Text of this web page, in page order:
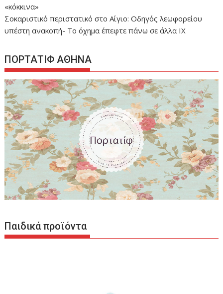
«κόκκινα»
Σοκαριστικό περιστατικό στο Αίγιο: Οδηγός λεωφορείου
υπέστη ανακοπή- Tο όχημα έπεφτε πάνω σε άλλα ΙΧ
ΠΟΡΤΑΤΙΦ ΑΘΗΝΑ
Παιδικά προϊόντα